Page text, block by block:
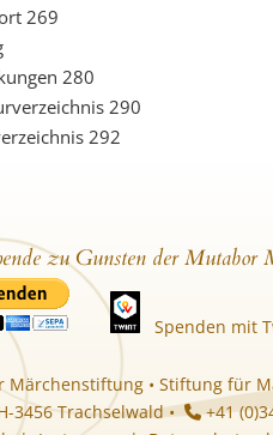
269
280
290
292
zu Gunsten der Mutabor
Spenden mit
Märchenstiftung • Stiftung für
3456 Trachselwald •
+41